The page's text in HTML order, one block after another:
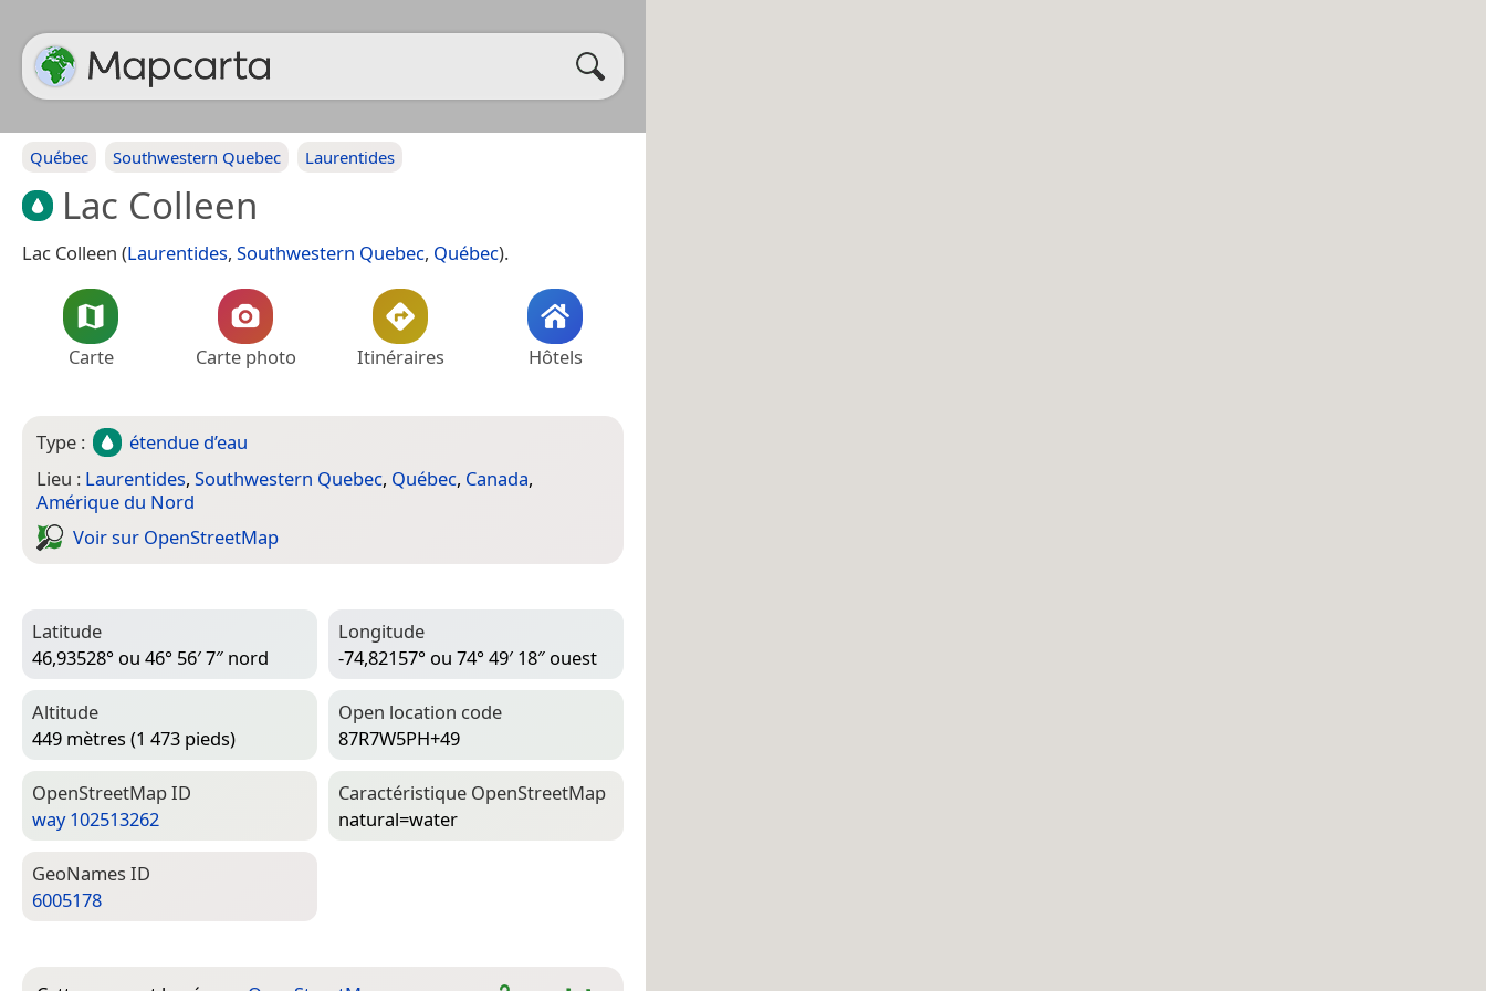
Québec Southwestern Quebec Laurentides
Lac Colleen
Lac Colleen (Laurentides, Southwestern Quebec, Québec).
Carte Carte photo Itinéraires Hôtels
Type :
étendue d’eau
Lieu : Laurentides, Southwestern Quebec, Québec, Canada,
Amérique du Nord
Voir sur Open­Street­Map
Latitude
46,93528° ou 46° 56′ 7″ nord
Longitude
-74,82157° ou 74° 49′ 18″ ouest
Altitude
449 mètres (1 473 pieds)
Open location code
87R7W5PH+49
Open­Street­Map ID
way 102513262
Caractéristique Open­Street­Map
natural=­water
Geo­Names ID
6005178